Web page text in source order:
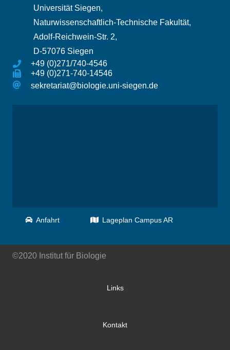
Universität Siegen,
Naturwissenschaftlich-Technische Fakultät,
Adolf-Reichwein-Str. 2,
D-57076 Siegen
+49 (0)271/740-4546
+49 (0)271-740-14546
sekretariat@biologie.uni-siegen.de
Anfahrt Lageplan Campus AR
©2020 Institut für Biologie
Links
Kontakt